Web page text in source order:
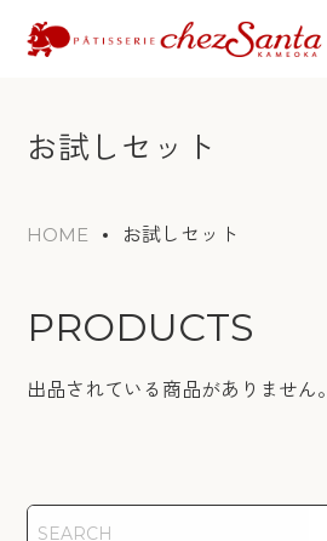
お試しセット
HOME お試しセット
PRODUCTS
出品されている商品がありません。